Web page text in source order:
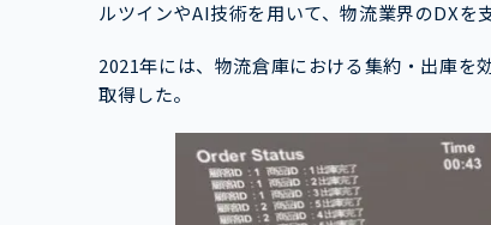
ルツインやAI技術を用いて、物流業界のDXを
2021年には、物流倉庫における集約・出庫を
取得した。